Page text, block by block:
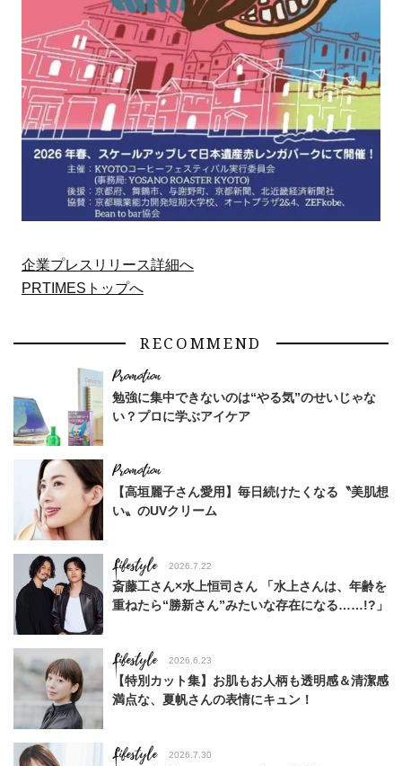
企業プレスリリース詳細へ
PRTIMESトップへ
RECOMMEND
勉強に集中できないのは“やる気”のせいじゃな
い？プロに学ぶアイケア
【高垣麗子さん愛用】毎日続けたくなる〝美肌想
い〟のUVクリーム
Lifestyle 2026.7.22
斎藤工さん×水上恒司さん 「水上さんは、年齢を
重ねたら“勝新さん”みたいな存在になる……!?」
Lifestyle 2026.6.23
【特別カット集】お肌もお人柄も透明感＆清潔感
満点な、夏帆さんの表情にキュン！
Lifestyle 2026.7.30